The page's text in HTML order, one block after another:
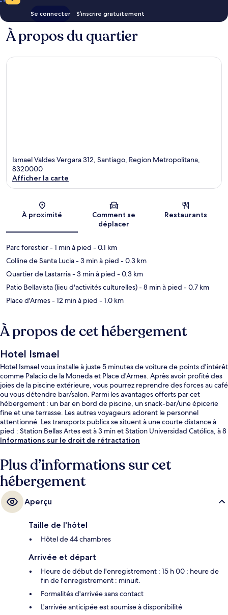
Se connecter S’inscrire gratuitement
À propos du quartier
Ismael Valdes Vergara 312, Santiago, Region Metropolitana,
8320000
Afficher la carte
À proximité
Comment se
déplacer
Restaurants
Parc forestier- 1 min à pied - 0.1 km
Colline de Santa Lucia- 3 min à pied - 0.3 km
Quartier de Lastarria- 3 min à pied - 0.3 km
Patio Bellavista (lieu d'activités culturelles)- 8 min à pied - 0.7 km
Place d'Armes- 12 min à pied - 1.0 km
À propos de cet hébergement
Hotel Ismael
Hotel Ismael vous installe à juste 5 minutes de voiture de points d'intérêt
comme Palacio de la Moneda et Place d'Armes. Après avoir profité des
joies de la piscine extérieure, vous pourrez reprendre des forces au café
ou vous détendre bar/salon. Parmi les avantages offerts par cet
hébergement : un bar en bord de piscine, un snack-bar/une épicerie
fine et une terrasse. Les autres voyageurs adorent le personnel
attentionné. Les transports publics se situent à une courte distance à
pied : Station Bellas Artes est à 3 min et Station Universidad Católica, à 8
min.
Informations sur le droit de rétractation
Plus d’informations sur cet
hébergement
Aperçu
Taille de l'hôtel
Hôtel de 44 chambres
Arrivée et départ
Heure de début de l'enregistrement : 15 h 00 ; heure de
fin de l'enregistrement : minuit.
Formalités d'arrivée sans contact
L'arrivée anticipée est soumise à disponibilité